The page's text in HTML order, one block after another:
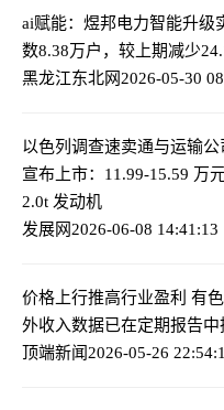
ai赋能：煜邦电力智能升级
数8.38万户，较上期减少
黑龙江东北网2026-05-30
以色列调查速卖通与运输
宣布上市：11.99-15.59 万
2.0t 发动机
发展网2026-06-08 14:41:13
价格上行推高行业盈利 有
外收入数据已在定期报告中
顶端新闻2026-05-26